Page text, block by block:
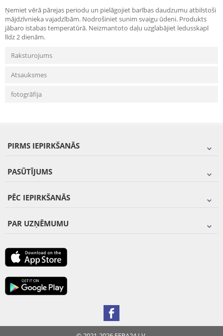
Ņemiet vērā pārejas periodu un pielāgojiet barības daudzumu atbilstoši
mājdzīvnieka vajadzībām. Nodrošiniet sunim svaigu ūdeni. Produkts
jābaro istabas temperatūrā. Neizmantoto daļu uzglabājiet ledusskapī
līdz 2 dienām.
Raksturojums
Atsauksmes
fotogrāfija
PIRMS IEPIRKŠANĀS
PASŪTĪJUMS
PĒC IEPIRKŠANĀS
PAR UZŅĒMUMU